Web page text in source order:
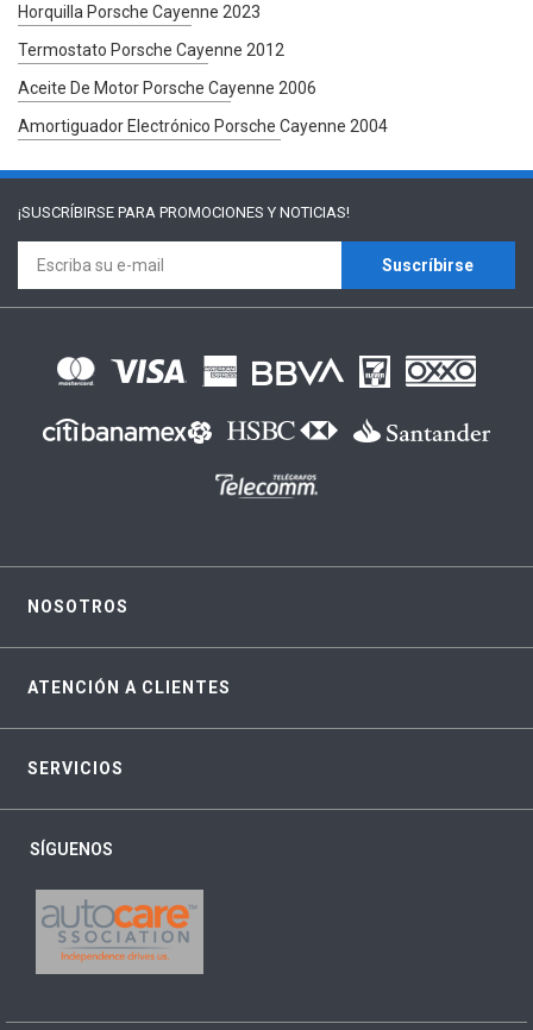
Horquilla Porsche Cayenne 2023
Termostato Porsche Cayenne 2012
Aceite De Motor Porsche Cayenne 2006
Amortiguador Electrónico Porsche Cayenne 2004
¡SUSCRÍBIRSE PARA PROMOCIONES Y NOTICIAS!
Suscríbirse
NOSOTROS
ATENCIÓN A CLIENTES
SERVICIOS
SÍGUENOS